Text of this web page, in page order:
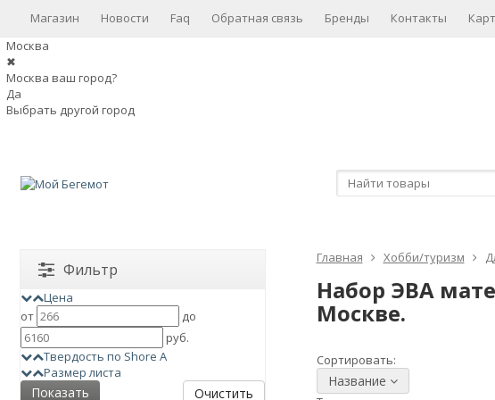
Магазин Новости Faq Обратная связь Бренды Контакты
Москва
✖
Москва ваш город?
Да
Выбрать другой город
Главная Хобби/туризм
Набор ЭВА
Москве.
Сортировать:
Название
Фильтр
Цена
от
до
руб.
Твердость по Shore А
Размер листа
Очистить